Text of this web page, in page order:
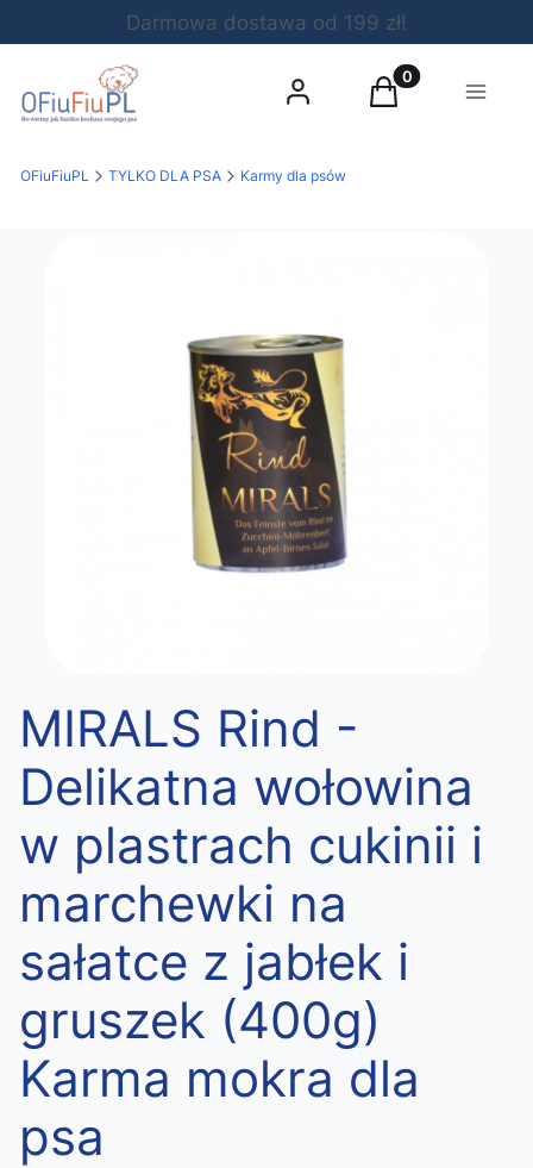
Darmowa dostawa od 199 zł!
Zaloguj sięProdukty w
Koszyk Menu
OFiuFiuPL TYLKO DLA PSA Karmy dla psów
MIRALS Rind -
Delikatna wołowina
w plastrach cukinii i
marchewki na
sałatce z jabłek i
gruszek (400g)
Karma mokra dla
psa